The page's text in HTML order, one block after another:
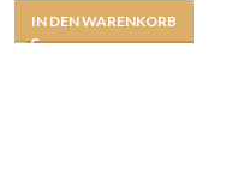
IN DEN WARENKORB